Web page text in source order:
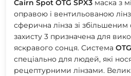
Cairn Spot OTG SPX3 маска з
оправою і вентильованою
сферична лінза зі збільшеним
захисту 3 призначена для
яскравого сонця. Система OTG
спеціально для людей, які
рецептурними лінзами.